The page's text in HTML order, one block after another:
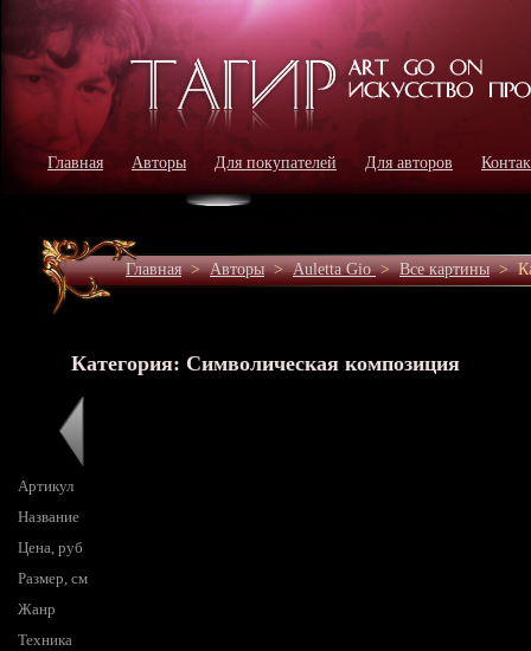
Главная Авторы Для покупателей Для авторов
Главная>Авторы>Auletta Gio>Все картины>
Категория: Символическая композиция
Артикул
Название
Цена, руб
Размер, см
Жанр
Техника